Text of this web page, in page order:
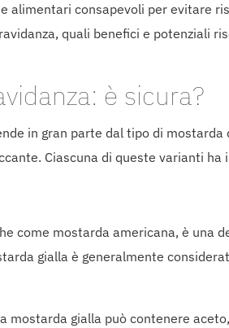
alimentari consapevoli per evitare
quali benefici e potenziali
è sicura?
in gran parte dal tipo di
Ciascuna di queste varianti
come mostarda americana, è una
gialla è generalmente
mostarda gialla può contenere